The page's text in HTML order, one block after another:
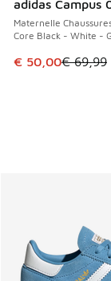
adidas Campus
Maternelle
Core Black - White -
Cet article est
€ 50,00€ 69,99